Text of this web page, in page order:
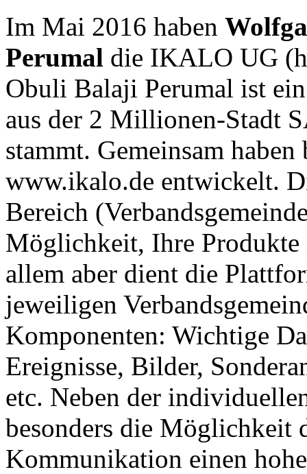
Im Mai 2016 haben
Perumal die IKALO UG
Obuli Balaji Perumal ist
aus der 2 Millionen-Stadt
stammt. Gemeinsam
www.ikalo.de entwickelt.
Bereich
Möglichkeit, Ihre Produkte
allem aber dient die
jeweiligen
Komponenten: Wichtige
Ereignisse, Bilder,
etc. Neben der
besonders die Möglichkeit
Kommunikation einen